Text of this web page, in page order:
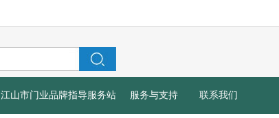
江山市门业品牌指导服务站 服务与支持 联系我们